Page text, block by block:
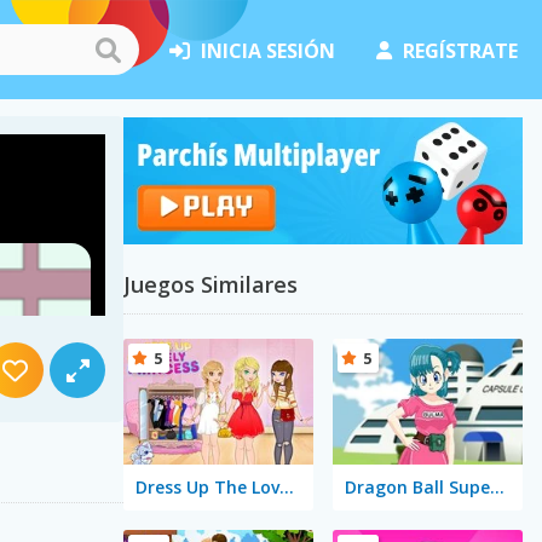
INICIA SESIÓN REGÍSTRATE
Juegos Similares
Dress Up The Lovely Princess
5
Dragon Ball Super Bulma Dress Up
5